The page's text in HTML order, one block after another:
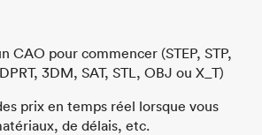
CAO pour commencer (STEP, STP,
3DM, SAT, STL, OBJ ou X_T)
prix en temps réel lorsque vous
de délais, etc.